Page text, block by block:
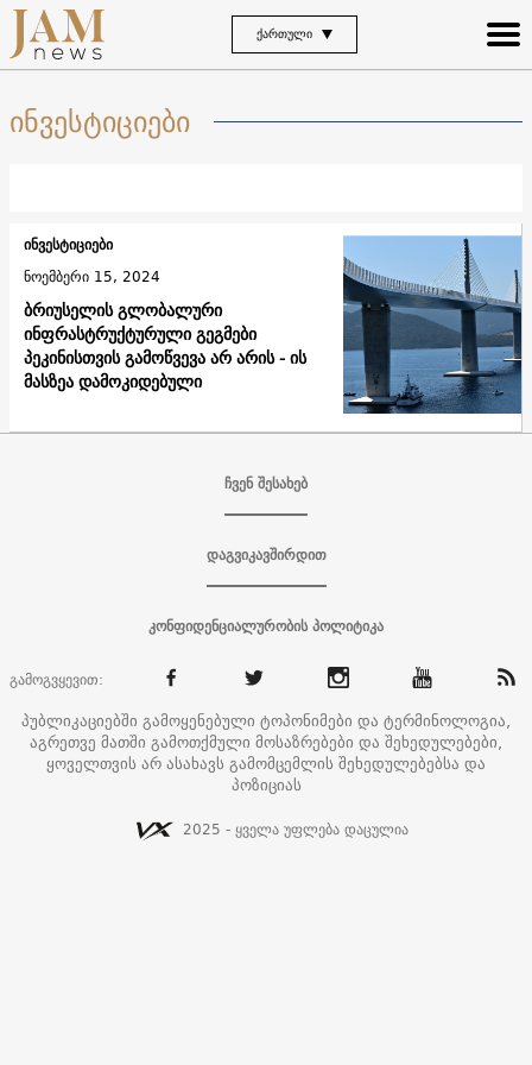
ᲥᲐᲠᲗᲣᲚᲘ
ინვესტიციები
ბრიუსელის გლობალური
ინფრასტრუქტურული გეგმები
პეკინისთვის გამოწვევა არ არის - ის
მასზეა დამოკიდებული
ინვესტიციები
ნოემბერი 15, 2024
ჩვენ შესახებ
დაგვიკავშირდით
კონფიდენციალურობის პოლიტიკა
გამოგვყევით:
პუბლიკაციებში გამოყენებული ტოპონიმები და ტერმინოლოგია,
აგრეთვე მათში გამოთქმული მოსაზრებები და შეხედულებები,
ყოველთვის არ ასახავს გამომცემლის შეხედულებებსა და
პოზიციას
2025 - ყველა უფლება დაცულია